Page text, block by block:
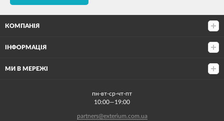
КОМПАНІЯ
ІНФОРМАЦІЯ
МИ В МЕРЕЖІ
пн-вт-ср-чт-пт
10:00—19:00
partners@exterium.com.ua